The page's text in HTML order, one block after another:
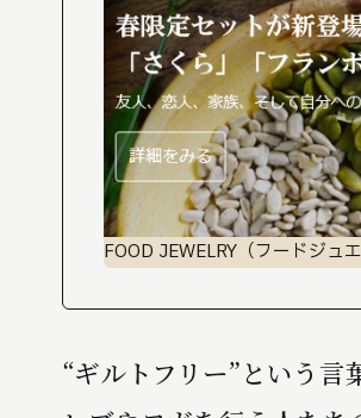
FOOD JEWELRY（フードジュ
“ギルトフリー”という